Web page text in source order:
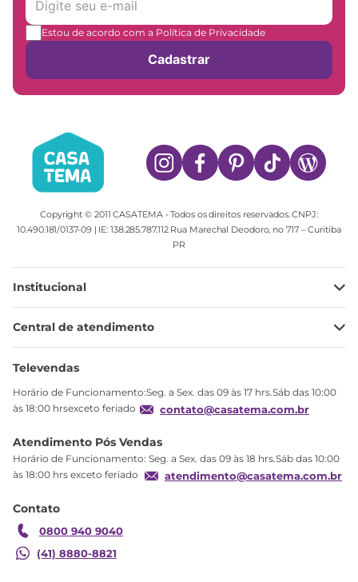
Estou de acordo com a Política de Privacidade
Cadastrar
Copyright © 2011 CASATEMA - Todos os direitos reservados. CNPJ:
10.490.181/0137-09 | IE: 138.285.787.112 Rua Marechal Deodoro, no 717 – Curitiba
PR
Institucional
Minha Conta
Meus pedidos
Troca
Garantia
Central de atendimento
Ajuda
Televendas
Horário de Funcionamento:Seg. a Sex. das 09 às 17 hrs.Sáb das 10:00
às 18:00 hrsexceto feriado
contato@casatema.com.br
Atendimento Pós Vendas
Horário de Funcionamento: Seg. a Sex. das 09 às 18 hrs.Sáb das 10:00
às 18:00 hrs exceto feriado
atendimento@casatema.com.br
Contato
0800 940 9040
(41) 8880-8821